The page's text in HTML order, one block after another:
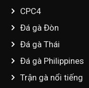
CPC4
Đá gà Đòn
Đá gà Thái
Đá gà Philippines
Trận gà nổi tiếng